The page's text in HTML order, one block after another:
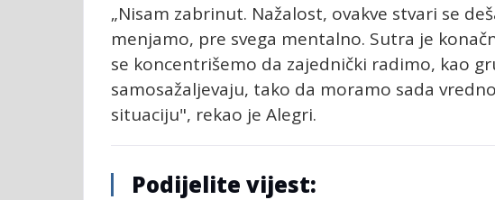
„Nisam zabrinut. Nažalost, ovakve stvari se
menjamo, pre svega mentalno. Sutra je
se koncentrišemo da zajednički radimo, kao
samosažaljevaju, tako da moramo sada
situaciju", rekao je Alegri.
Podijelite vijest: